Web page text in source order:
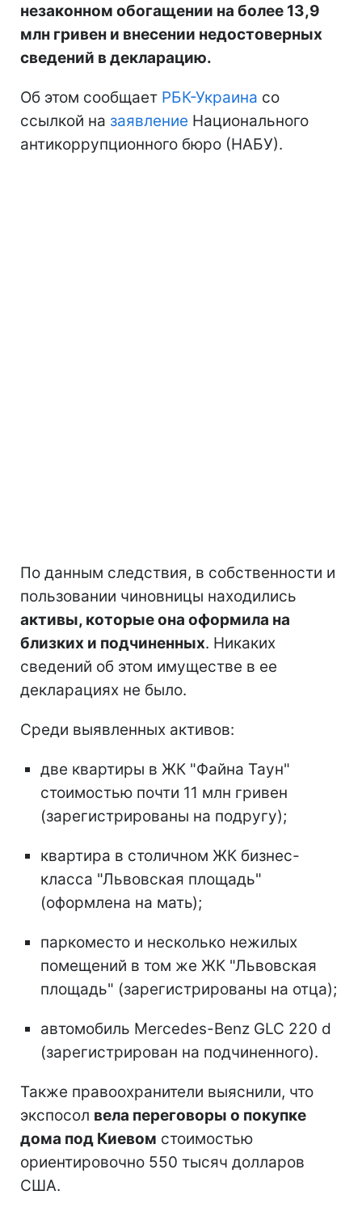
незаконном обогащении на более 13,9
млн гривен и внесении недостоверных
сведений в декларацию.
Об этом сообщает РБК-Украина со
ссылкой на заявление Национального
антикоррупционного бюро (НАБУ).
По данным следствия, в собственности и
пользовании чиновницы находились
активы, которые она оформила на
близких и подчиненных. Никаких
сведений об этом имуществе в ее
декларациях не было.
Среди выявленных активов:
две квартиры в ЖК "Файна Таун"
стоимостью почти 11 млн гривен
(зарегистрированы на подругу);
квартира в столичном ЖК бизнес-
класса "Львовская площадь"
(оформлена на мать);
паркоместо и несколько нежилых
помещений в том же ЖК "Львовская
площадь" (зарегистрированы на отца);
автомобиль Mercedes-Benz GLC 220 d
(зарегистрирован на подчиненного).
Также правоохранители выяснили, что
экспосол вела переговоры о покупке
дома под Киевом стоимостью
ориентировочно 550 тысяч долларов
США.